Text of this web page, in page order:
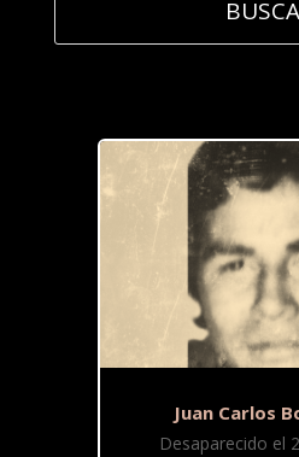
Juan Carlos
Desaparecido el